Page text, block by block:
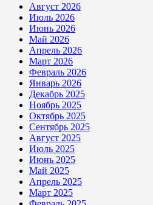
Август 2026
Июль 2026
Июнь 2026
Май 2026
Апрель 2026
Март 2026
Февраль 2026
Январь 2026
Декабрь 2025
Ноябрь 2025
Октябрь 2025
Сентябрь 2025
Август 2025
Июль 2025
Июнь 2025
Май 2025
Апрель 2025
Март 2025